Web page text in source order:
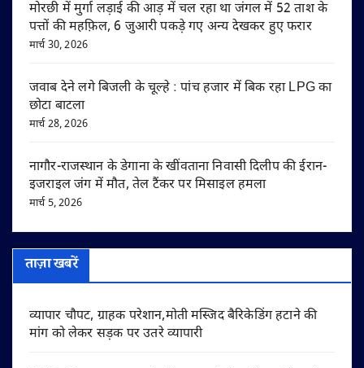
मोरछी में मुर्गा लड़ाई की आड़ में चल रहा था जंगल में 52 ताश के
पत्तों की महफ़िल, 6 जुआरी पकड़े गए अन्य देखकर हुए फरार
मार्च 30, 2026
जवाब देने लगे बिजली के चूल्हे : पांच हजार में बिक रहा LPG का
छोटा बाटला
मार्च 28, 2026
नागौर-राजस्थान के डेगाना के खींवताना निवासी दिलीप की ईरान-
इजराइल जंग में मौत, तेल टैंकर पर मिसाइल हमला
मार्च 5, 2026
ताज़ा खबरें
व्यापार चौपट, ग्राहक परेशान,मोती मस्जिद बैरिकेडिंग हटाने की
मांग को लेकर सड़क पर उतरे व्यापारी